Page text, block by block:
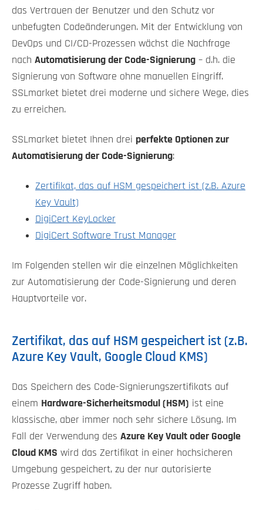
das Vertrauen der Benutzer und den Schutz vor
unbefugten Codeänderungen. Mit der Entwicklung von
DevOps und CI/CD-Prozessen wächst die Nachfrage
nach Automatisierung der Code-Signierung – d.h. die
Signierung von Software ohne manuellen Eingriff.
SSLmarket bietet drei moderne und sichere Wege, dies
zu erreichen.
SSLmarket bietet Ihnen drei perfekte Optionen zur
Automatisierung der Code-Signierung:
Zertifikat, das auf HSM gespeichert ist (z.B. Azure
Key Vault)
DigiCert KeyLocker
DigiCert Software Trust Manager
Im Folgenden stellen wir die einzelnen Möglichkeiten
zur Automatisierung der Code-Signierung und deren
Hauptvorteile vor.
Zertifikat, das auf HSM gespeichert ist (z.B.
Azure Key Vault, Google Cloud KMS)
Das Speichern des Code-Signierungszertifikats auf
einem Hardware-Sicherheitsmodul (HSM) ist eine
klassische, aber immer noch sehr sichere Lösung. Im
Fall der Verwendung des Azure Key Vault oder Google
Cloud KMS wird das Zertifikat in einer hochsicheren
Umgebung gespeichert, zu der nur autorisierte
Prozesse Zugriff haben.